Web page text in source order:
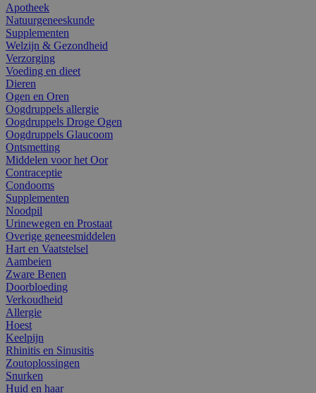
Apotheek
Natuurgeneeskunde
Supplementen
Welzijn & Gezondheid
Verzorging
Voeding en dieet
Dieren
Ogen en Oren
Oogdruppels allergie
Oogdruppels Droge Ogen
Oogdruppels Glaucoom
Ontsmetting
Middelen voor het Oor
Contraceptie
Condooms
Supplementen
Noodpil
Urinewegen en Prostaat
Overige geneesmiddelen
Hart en Vaatstelsel
Aambeien
Zware Benen
Doorbloeding
Verkoudheid
Allergie
Hoest
Keelpijn
Rhinitis en Sinusitis
Zoutoplossingen
Snurken
Huid en haar